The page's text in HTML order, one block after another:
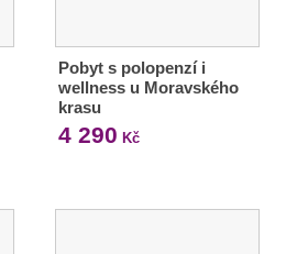
Pobyt s polopenzí i
wellness u Moravského
krasu
4 290 Kč